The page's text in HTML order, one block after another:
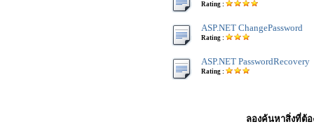
Rating :
ASP.NET ChangePassword
Rating :
ASP.NET PasswordRecovery
Rating :
ลองค้นหาสิ่งที่ต้อ